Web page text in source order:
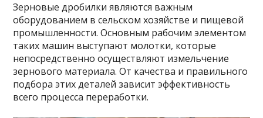
Зерновые дробилки являются важным
оборудованием в сельском хозяйстве и пищевой
промышленности. Основным рабочим элементом
таких машин выступают молотки, которые
непосредственно осуществляют измельчение
зернового материала. От качества и правильного
подбора этих деталей зависит эффективность
всего процесса переработки.